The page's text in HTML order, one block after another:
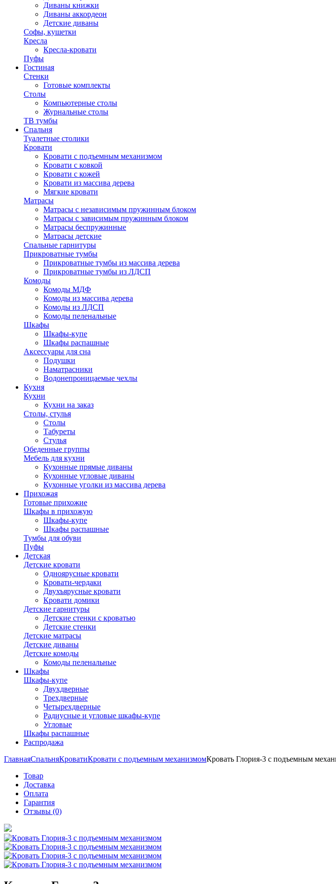
Диваны книжки
Диваны аккордеон
Детские диваны
Софы, кушетки
Кресла
Кресла-кровати
Пуфы
Гостиная
Стенки
Готовые комплекты
Столы
Компьютерные столы
Журнальные столы
ТВ тумбы
Спальня
Туалетные столики
Кровати
Кровати с подъемным механизмом
Кровати с ковкой
Кровати с кожей
Кровати из массива дерева
Мягкие кровати
Матрасы
Матрасы с независимым пружинным блоком
Матрасы с зависимым пружинным блоком
Матрасы беспружинные
Матрасы детские
Спальные гарнитуры
Прикроватные тумбы
Прикроватные тумбы из массива дерева
Прикроватные тумбы из ЛДСП
Комоды
Комоды МДФ
Комоды из массива дерева
Комоды из ЛДСП
Комоды пеленальные
Шкафы
Шкафы-купе
Шкафы распашные
Аксессуары для сна
Подушки
Наматрасники
Водонепроницаемые чехлы
Кухня
Кухни
Кухни на заказ
Столы, стулья
Столы
Табуреты
Стулья
Обеденные группы
Мебель для кухни
Кухонные прямые диваны
Кухонные угловые диваны
Кухонные уголки из массива дерева
Прихожая
Готовые прихожие
Шкафы в прихожую
Шкафы-купе
Шкафы распашные
Тумбы для обуви
Пуфы
Детская
Детские кровати
Одноярусные кровати
Кровати-чердаки
Двухъярусные кровати
Кровати домики
Детские гарнитуры
Детские стенки с кроватью
Детские стенки
Детские матрасы
Детские диваны
Детские комоды
Комоды пеленальные
Шкафы
Шкафы-купе
Двухдверные
Трехдверные
Четырехдверные
Радиусные и угловые шкафы-купе
Угловые
Шкафы распашные
Распродажа
ГлавнаяСпальняКроватиКровати с подъемным механизмомКровать Глория-3 с подъемным
Товар
Доставка
Оплата
Гарантия
Отзывы (0)